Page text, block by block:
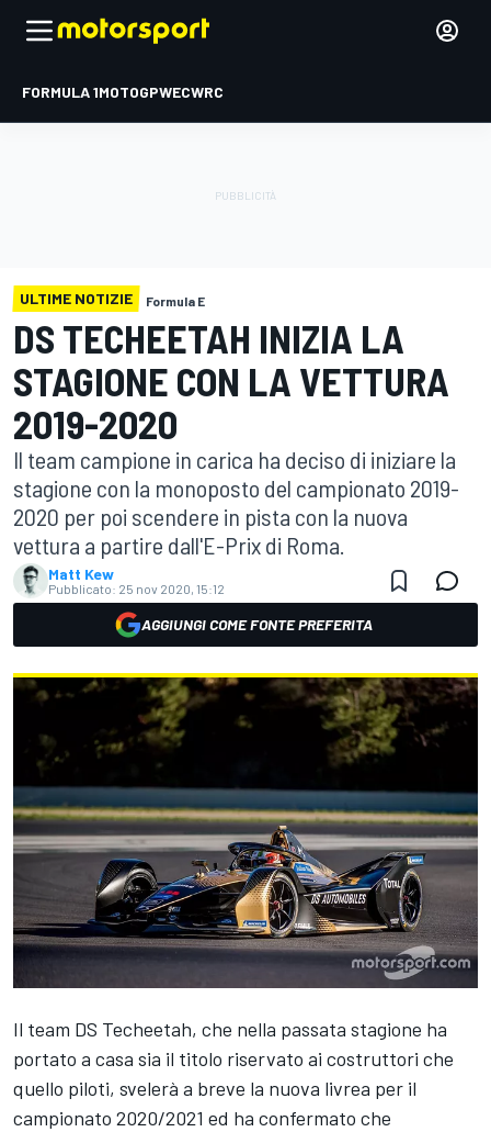
FORMULA 1MOTOGPWECWRC
ULTIME NOTIZIE Formula E
DS TECHEETAH INIZIA LA
STAGIONE CON LA VETTURA
2019-2020
Il team campione in carica ha deciso di iniziare la
stagione con la monoposto del campionato 2019-
2020 per poi scendere in pista con la nuova
vettura a partire dall'E-Prix di Roma.
Matt Kew
Pubblicato: 25 nov 2020, 15:12
AGGIUNGI COME FONTE PREFERITA
Il team DS Techeetah, che nella passata stagione ha
portato a casa sia il titolo riservato ai costruttori che
quello piloti, svelerà a breve la nuova livrea per il
campionato 2020/2021 ed ha confermato che